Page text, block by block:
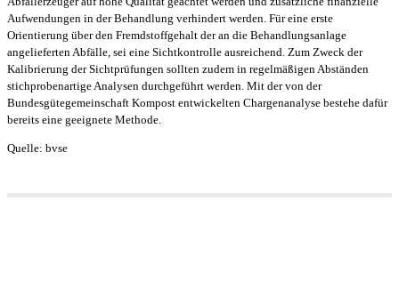
Aufwendungen in der Behandlung verhindert werden. Für eine erste
Orientierung über den Fremdstoffgehalt der an die Behandlungsanlage
angelieferten Abfälle, sei eine Sichtkontrolle ausreichend. Zum Zweck der
Kalibrierung der Sichtprüfungen sollten zudem in regelmäßigen Abständen
stichprobenartige Analysen durchgeführt werden. Mit der von der
Bundesgütegemeinschaft Kompost entwickelten Chargenanalyse bestehe dafür
bereits eine geeignete Methode.
Quelle: bvse